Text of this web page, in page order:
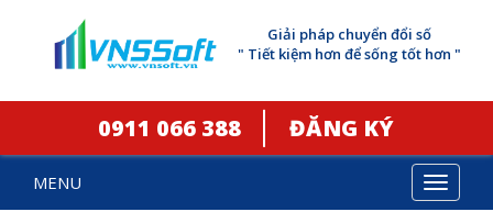
Giải pháp chuyển đổi số
" Tiết kiệm hơn để sống tốt hơn "
0911 066 388 ĐĂNG KÝ
Toggle
MENU